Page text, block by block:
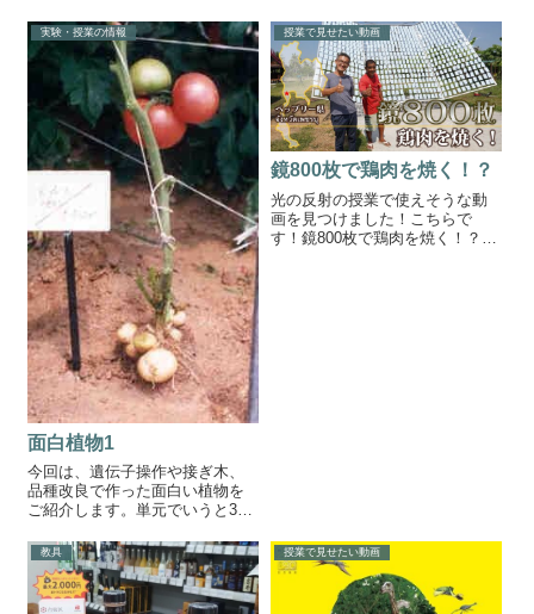
れは絶対授業で使いたい！」と
感じました。見た目はただのト
イレのスイッチなのに、中身に
は電磁誘導やエネルギー変換の
考え方がしっかり...
し、根を持つため自由自在に動
き回るなんてことはできませ
ん。しかし、そんな常識を覆す
マシーンがあるんです。それが
今回ご紹介するHE...
実験・授業の情報
面白植物1
今回は、遺伝子操作や接ぎ木、
品種改良で作った面白い植物を
ご紹介します。単元でいうと3年
は、単元には関係ありません
が、興味を高めるという意味で
見せると良いと思います。ポマ
ト ポマト（pomato）は、細胞融
授業で見せたい動画
鏡800枚で鶏肉を焼く！？
光の反射の授業で使えそうな動
画を見つけました！こちらで
す！鏡800枚で鶏肉を焼く！？う
教具 授業で見せたい動画